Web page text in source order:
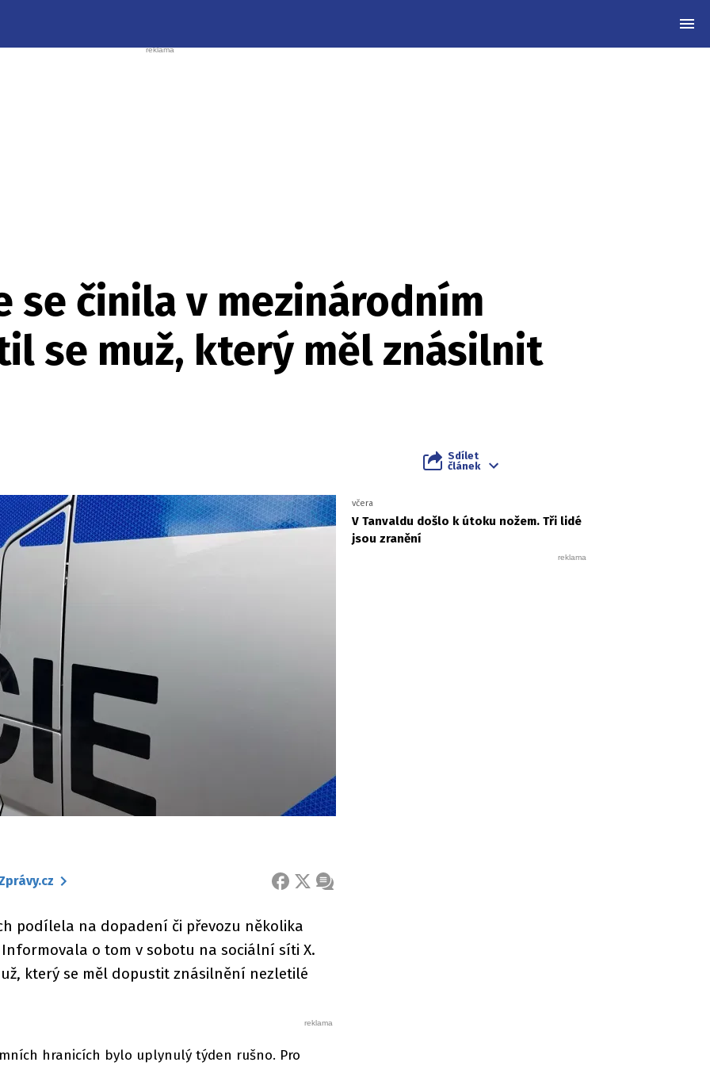
se činila v mezinárodním
se muž, který měl znásilnit
Sdílet
článek
FACEBOOK
X ZPRÁVA
podílela na dopadení či převozu několika
o tom v sobotu na sociální síti X.
který se měl dopustit znásilnění nezletilé
hranicích bylo uplynulý týden rušno. Pro
včera
V Tanvaldu došlo k útoku nožem. Tři lidé
jsou zranění